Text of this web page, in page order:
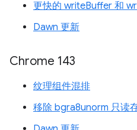
更快的 writeBuffer 和
Dawn 更新
Chrome 143
纹理组件混排
移除 bgra8unorm 只读